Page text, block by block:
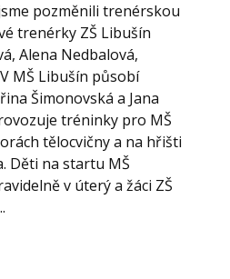
pozměnili trenérskou
trenérky ZŠ Libušín
Alena Nedbalová,
MŠ Libušín působí
Šimonovská a Jana
tréninky pro MŠ
tělocvičny a na hřišti
Děti na startu MŠ
v úterý a žáci ZŠ